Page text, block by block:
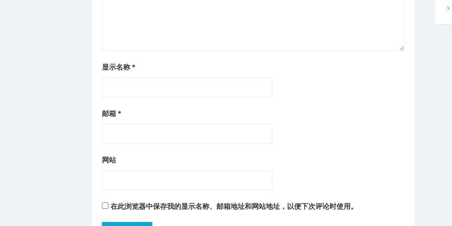
显示名称 *
邮箱 *
网站
在此浏览器中保存我的显示名称、邮箱地址和网站地址，以便下次评论时使用。